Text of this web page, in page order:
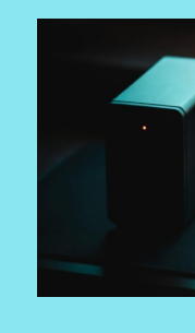
因
エ